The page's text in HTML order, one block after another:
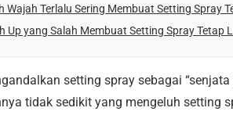
Wajah Terlalu Sering Membuat Setting Spray
Up yang Salah Membuat Setting Spray Tetap
setting spray sebagai
tidak sedikit yang mengeluh setting